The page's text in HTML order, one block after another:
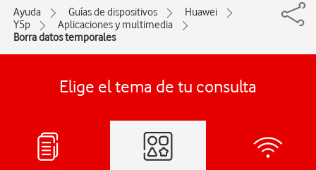
Ayuda Guías de dispositivos
Huawei
Y5p
Aplicaciones y multimedia
Borra datos temporales
Elige el tema de tu consulta